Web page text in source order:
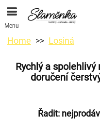
Menu
Home Losiná
Rychlý a
doručení
Řadit: